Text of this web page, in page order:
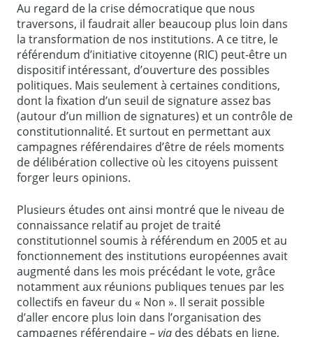
Au regard de la crise démocratique que nous
traversons, il faudrait aller beaucoup plus loin dans
la transformation de nos institutions. A ce titre, le
référendum d’initiative citoyenne (RIC) peut-être un
dispositif intéressant, d’ouverture des possibles
politiques. Mais seulement à certaines conditions,
dont la fixation d’un seuil de signature assez bas
(autour d’un million de signatures) et un contrôle de
constitutionnalité. Et surtout en permettant aux
campagnes référendaires d’être de réels moments
de délibération collective où les citoyens puissent
forger leurs opinions.
Plusieurs études ont ainsi montré que le niveau de
connaissance relatif au projet de traité
constitutionnel soumis à référendum en 2005 et au
fonctionnement des institutions européennes avait
augmenté dans les mois précédant le vote, grâce
notamment aux réunions publiques tenues par les
collectifs en faveur du « Non ». Il serait possible
d’aller encore plus loin dans l’organisation des
campagnes référendaire –via des débats en ligne,